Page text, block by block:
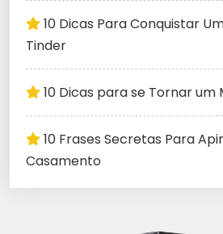
10 Dicas Para Conquistar
Tinder
10 Dicas para se Tornar um
10 Frases Secretas Para
Casamento